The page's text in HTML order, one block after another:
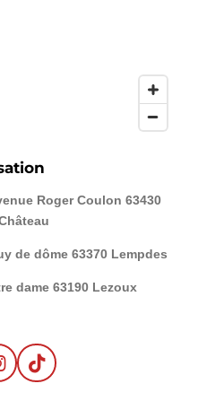
Roger Coulon 63430
de dôme 63370 Lempdes
dame 63190 Lezoux
T